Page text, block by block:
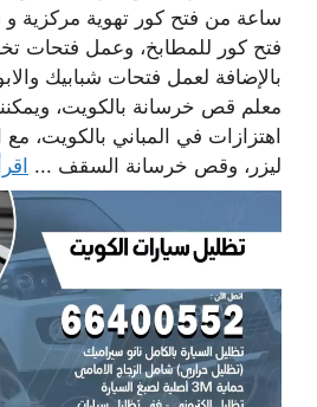
ساعة من فتح كور تهوية مركزية و
فتح كور للمطابخ، وعمل فتحات
بالإضافة لعمل فتحات شبابيك
معلم قص خرسانة بالكويت،
اهتزازات في المباني بالكويت،
ليزر، وقص خرسانة السقف ...